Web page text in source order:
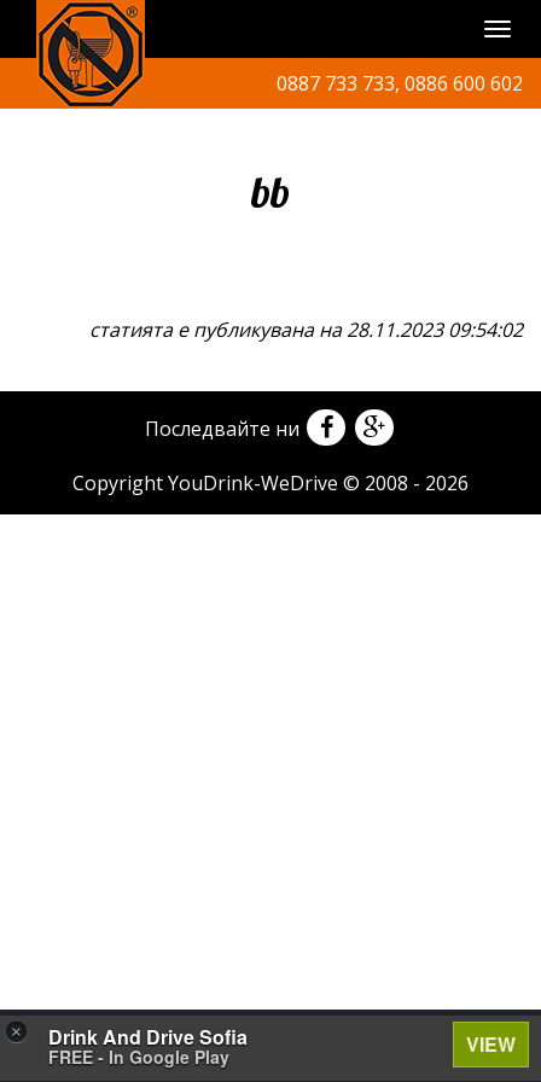
0887 733 733, 0886 600 602
bb
статията е публикувана на 28.11.2023 09:54:02
Последвайте ни
Copyright YouDrink-WeDrive © 2008 - 2026
× Drink And Drive Sofia
FREE - In Google Play VIEW